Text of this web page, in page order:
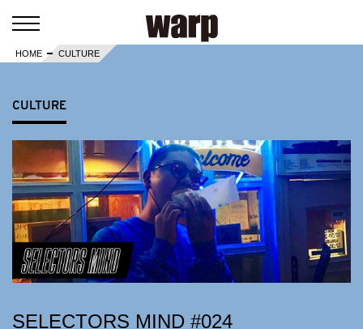
HOME CULTURE
CULTURE
SELECTORS MIND #024